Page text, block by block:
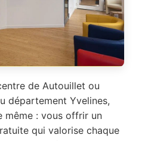
de Autouillet ou
département Yvelines,
même : vous offrir un
qui valorise chaque